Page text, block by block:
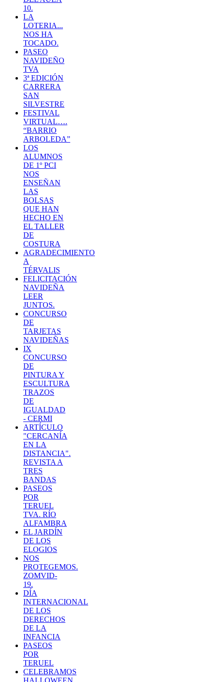
10.
LA
LOTERIA...
NOS HA
TOCADO.
PASEO
NAVIDEÑO
TVA
3ª EDICIÓN
CARRERA
SAN
SILVESTRE
FESTIVAL
VIRTUAL….
“BARRIO
ARBOLEDA”
LOS
ALUMNOS
DE 1º PCI
NOS
ENSEÑAN
LAS
BOLSAS
QUE HAN
HECHO EN
EL TALLER
DE
COSTURA
AGRADECIMIENTO
A
TÉRVALIS
FELICITACIÓN
NAVIDEÑA
LEER
JUNTOS.
CONCURSO
DE
TARJETAS
NAVIDEÑAS
IX
CONCURSO
DE
PINTURA Y
ESCULTURA
TRAZOS
DE
IGUALDAD
- CERMI
ARTÍCULO
"CERCANÍA
EN LA
DISTANCIA".
REVISTA A
TRES
BANDAS
PASEOS
POR
TERUEL
TVA. RÍO
ALFAMBRA
EL JARDÍN
DE LOS
ELOGIOS
NOS
PROTEGEMOS.
ZOMVID-
19.
DÍA
INTERNACIONAL
DE LOS
DERECHOS
DE LA
INFANCIA
PASEOS
POR
TERUEL
CELEBRAMOS
HALLOWEEN